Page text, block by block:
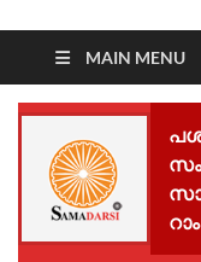
MAIN MENU